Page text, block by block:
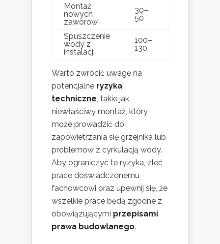
Montaż
nowych
zaworów
30–
50
Spuszczenie
wody z
instalacji
100–
130
Warto zwrócić uwagę na
potencjalne ryzyka
techniczne , takie jak
niewłaściwy montaż, który
może prowadzić do
zapowietrzania się grzejnika lub
problemów z cyrkulacją wody.
Aby ograniczyć te ryzyka, zleć
prace doświadczonemu
fachowcowi oraz upewnij się, że
wszelkie prace będą zgodne z
obowiązującymi przepisami
prawa budowlanego.